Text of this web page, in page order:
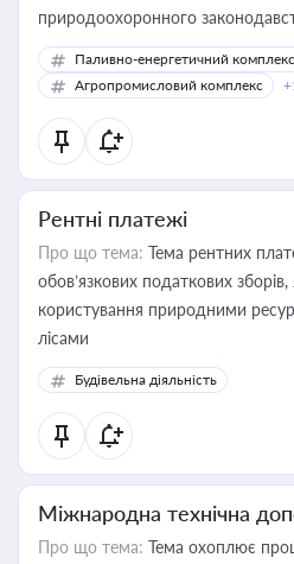
природоохоронного
Паливно-енергетичний комплекс
Агропромисловий комплекс
Рентні платежі
Про що тема: Тема рентних
обов’язкових податкових зборів,
користування природними
лісами
Будівельна діяльність
Міжнародна технічна
Про що тема: Тема охоплює